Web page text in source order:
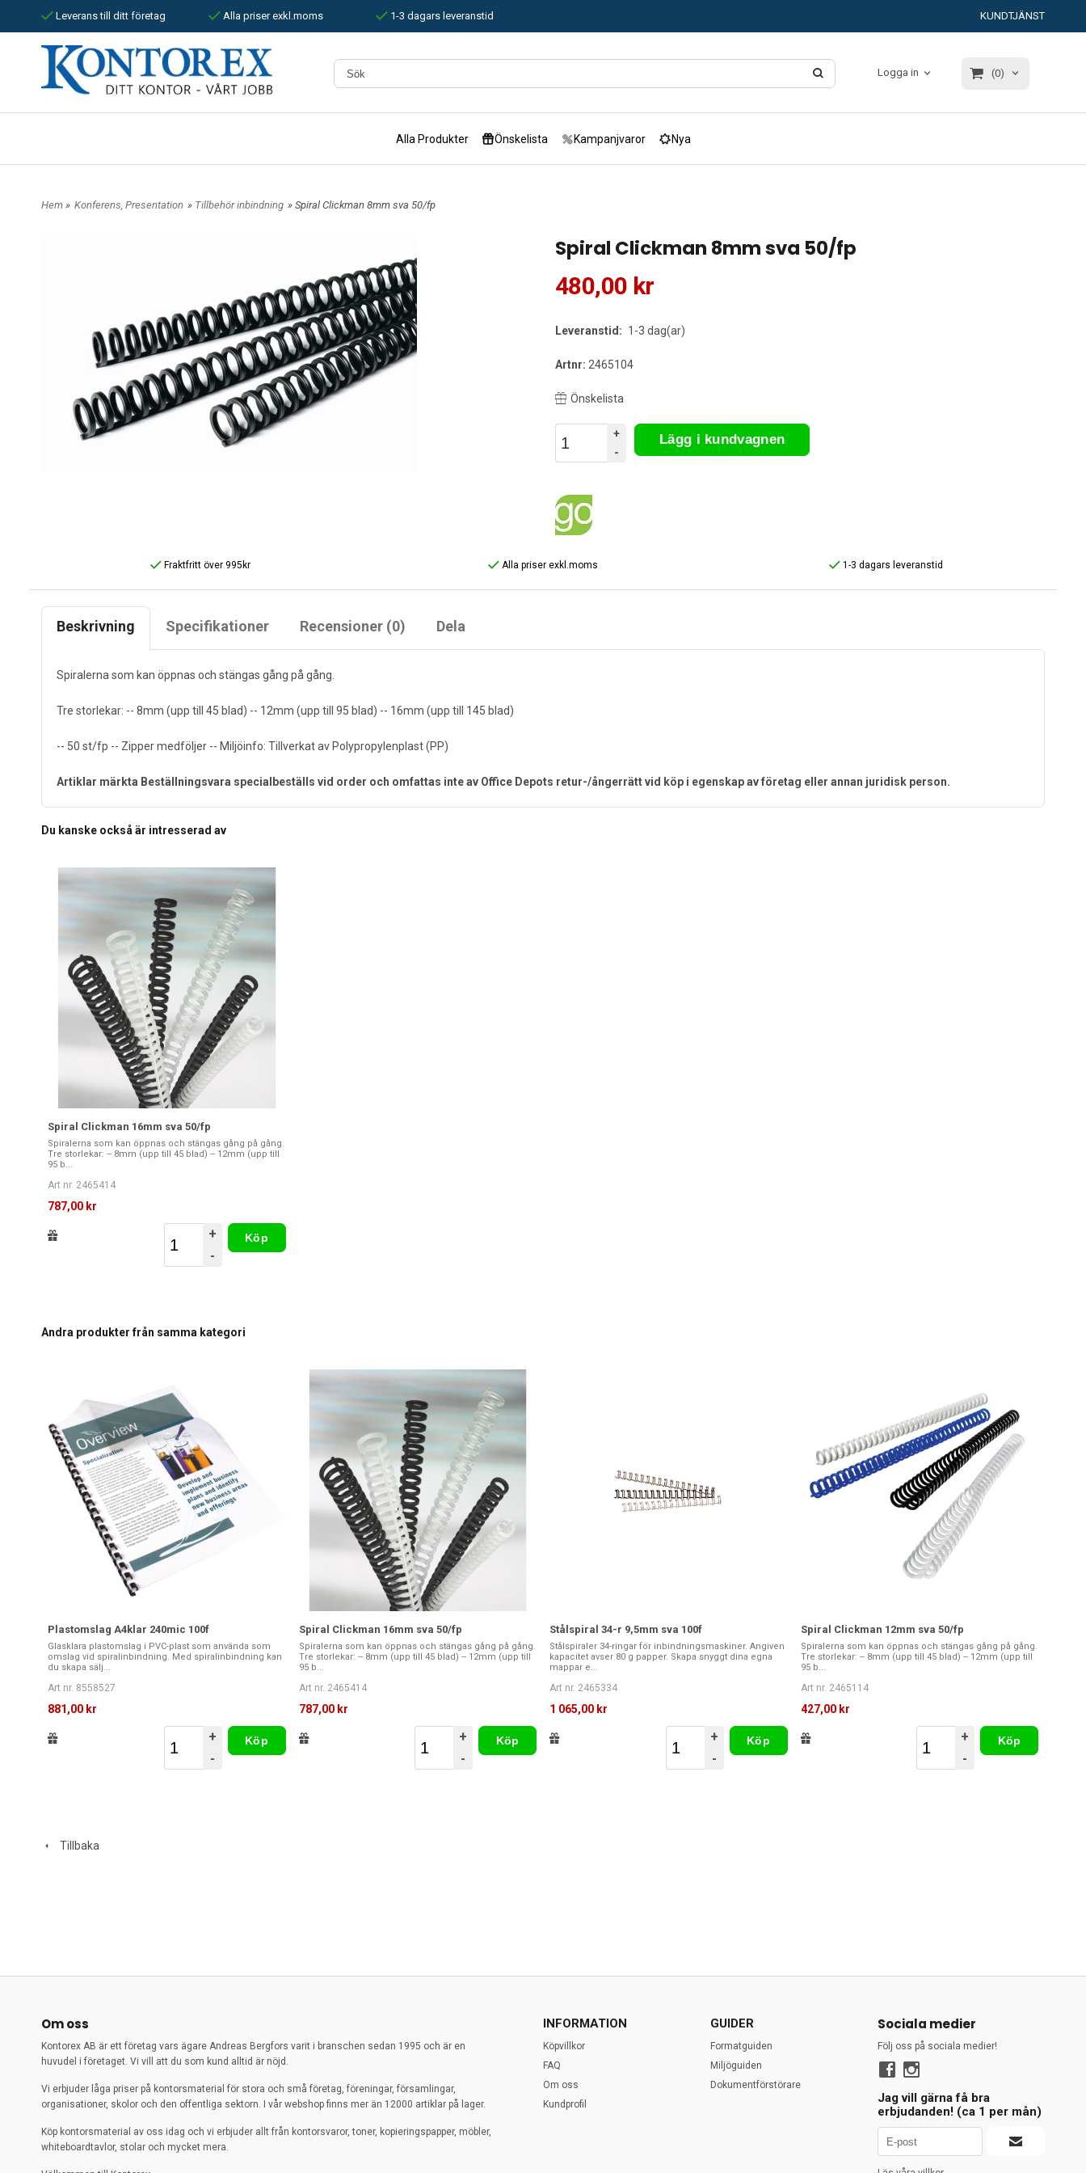
Leverans till ditt företag Alla priser exkl.moms 1-3 dagars leveranstid KUNDTJÄNST
Logga in (0)
Alla Produkter Önskelista Kampanjvaror Nya
Hem » Konferens, Presentation » Tillbehör inbindning » Spiral Clickman 8mm sva 50/fp
Spiral Clickman 8mm sva 50/fp
480,00 kr
Leveranstid: 1-3 dag(ar)
Artnr: 2465104
Önskelista
+
-
Lägg i kundvagnen
Fraktfritt över 995kr Alla priser exkl.moms 1-3 dagars leveranstid
Beskrivning Specifikationer Recensioner (0) Dela
Spiralerna som kan öppnas och stängas gång på gång.
Tre storlekar: -- 8mm (upp till 45 blad) -- 12mm (upp till 95 blad) -- 16mm (upp till 145 blad)
-- 50 st/fp -- Zipper medföljer -- Miljöinfo: Tillverkat av Polypropylenplast (PP)
Artiklar märkta Beställningsvara specialbeställs vid order och omfattas inte av Office Depots retur-/ångerrätt vid köp i egenskap av företag eller annan juridisk person.
Du kanske också är intresserad av
Spiral Clickman 16mm sva 50/fp
Spiralerna som kan öppnas och stängas gång på gång.
Tre storlekar: -- 8mm (upp till 45 blad) -- 12mm (upp till
95 b...
Art nr. 2465414
787,00 kr
+
-
Köp
Andra produkter från samma kategori
Plastomslag A4klar 240mic 100f
Glasklara plastomslag i PVC-plast som använda som
omslag vid spiralinbindning. Med spiralinbindning kan
du skapa sälj...
Art nr. 8558527
881,00 kr
+
-
Köp
Spiral Clickman 16mm sva 50/fp
Spiralerna som kan öppnas och stängas gång på gång.
Tre storlekar: -- 8mm (upp till 45 blad) -- 12mm (upp till
95 b...
Art nr. 2465414
787,00 kr
+
-
Köp
Stålspiral 34-r 9,5mm sva 100f
Stålspiraler 34-ringar för inbindningsmaskiner. Angiven
kapacitet avser 80 g papper. Skapa snyggt dina egna
mappar e...
Art nr. 2465334
1 065,00 kr
+
-
Köp
Spiral Clickman 12mm sva 50/fp
Spiralerna som kan öppnas och stängas gång på gång.
Tre storlekar: -- 8mm (upp till 45 blad) -- 12mm (upp till
95 b...
Art nr. 2465114
427,00 kr
+
-
Köp
Tillbaka
Om oss
Kontorex AB är ett företag vars ägare Andreas Bergfors varit i branschen sedan 1995 och är en
huvudel i företaget. Vi vill att du som kund alltid är nöjd.
Vi erbjuder låga priser på kontorsmaterial för stora och små företag, föreningar, församlingar,
organisationer, skolor och den offentliga sektorn. I vår webshop finns mer än 12000 artiklar på lager.
Köp kontorsmaterial av oss idag och vi erbjuder allt från kontorsvaror, toner, kopieringspapper, möbler,
whiteboardtavlor, stolar och mycket mera.
INFORMATION
Köpvillkor
FAQ
Om oss
Kundprofil
GUIDER
Formatguiden
Miljöguiden
Dokumentförstörare
Sociala medier
Följ oss på sociala medier!
Jag vill gärna få bra
erbjudanden! (ca 1 per mån)